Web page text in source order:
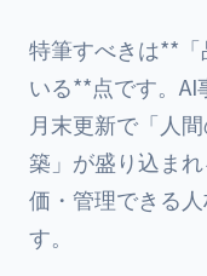
特筆すべきは**
いる**点です。AI
月末更新で「人
築」が盛り込ま
価・管理できる
す。